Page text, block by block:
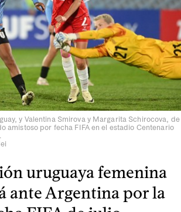
y Valentina Smirova y Margarita Schirocova, de
amistoso por fecha FIFA en el estadio Centenario
uruguaya femenina
ante Argentina por la